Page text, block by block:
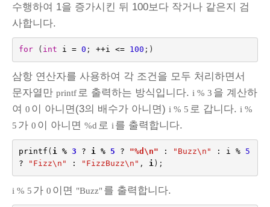
수행하여 1을 증가시킨 뒤 100보다 작거나 같은지 검
사합니다.
for ( int i = 0 ; ++i <= 100 ;)
삼항 연산자를 사용하여 각 조건을 모두 처리하면서
문자열만 printf 로 출력하는 방식입니다. i % 3 을 계산하
여 0 이 아니면(3의 배수가 아니면) i % 5 로 갑니다. i %
5 가 0 이 아니면 %d 로 i 를 출력합니다.
printf ( i % 3 ? i % 5 ? "%d \n" : "Buzz\n " : i %
5
?
"Fizz\n " : "FizzBuzz\n " , i);
i % 5 가 0 이면 "Buzz" 를 출력합니다.